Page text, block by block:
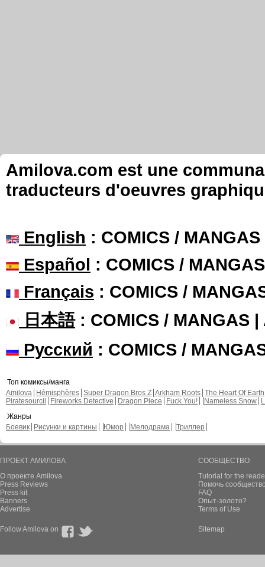
Amilova.com est une
traducteurs d'oeuvres
English : COMICS /
Español : COMICS /
Français : COMICS /
日本語: COMICS / MANGAS |
Русский : COMICS /
Топ комиксы/манга
Amilova
Hémisphères Super Dragon Bros Z Arkham Roots The Heart Of Earth
Piratesourcil
Fireworks Detective Dragon Piece Fuck You! Nameless Snow
Жанры
Боевик
Рисунки и картины Юмор Мелодрама Триллер
ПРОЕКТ АМИЛОВА
О проекте Amilova
Press Reviews
Press kit
Banners
Advertise
СООБЩЕСТВО
Tutorial for the
Помочь
FAQ
Опыт-золото?
Terms of Use
Follow Amilova on Sitemap